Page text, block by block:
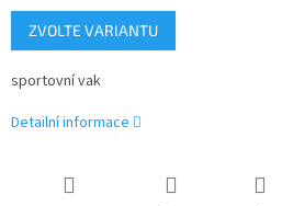
Měrná
cena:
ZVOLTE VARIANTU
sportovní vak
Detailní informace